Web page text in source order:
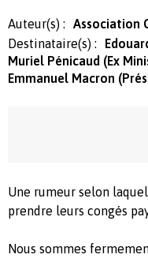
Auteur(s) :
Association
Destinataire(s) :
Muriel Pénicaud (Ex
Emmanuel Macron
Une rumeur selon
prendre leurs congés
Nous sommes